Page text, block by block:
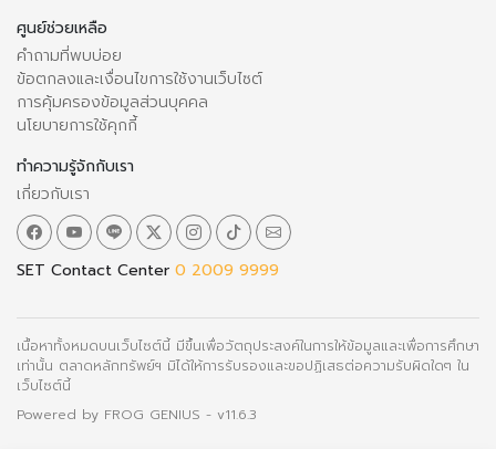
ศูนย์ช่วยเหลือ
คำถามที่พบบ่อย
ข้อตกลงและเงื่อนไขการใช้งานเว็บไซต์
การคุ้มครองข้อมูลส่วนบุคคล
นโยบายการใช้คุกกี้
ทำความรู้จักกับเรา
เกี่ยวกับเรา
SET Contact Center 0 2009 9999
เนื้อหาทั้งหมดบนเว็บไซต์นี้ มีขึ้นเพื่อวัตถุประสงค์ในการให้ข้อมูลและเพื่อการศึกษา
เท่านั้น ตลาดหลักทรัพย์ฯ มิได้ให้การรับรองและขอปฏิเสธต่อความรับผิดใดๆ ใน
เว็บไซต์นี้
Powered by FROG GENIUS - v11.6.3